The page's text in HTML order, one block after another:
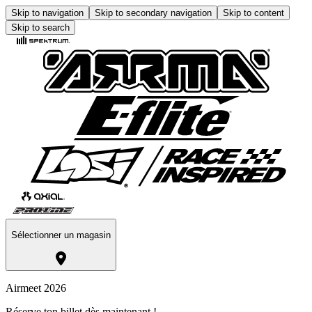
Skip to navigation Skip to secondary navigation
Skip to content
Skip to search
Sélectionner un magasin
Airmeet 2026